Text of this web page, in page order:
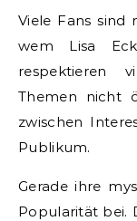
Viele Fans sind
wem Lisa
respektieren
Themen nicht
zwischen
Publikum.
Gerade ihre
Popularität bei.